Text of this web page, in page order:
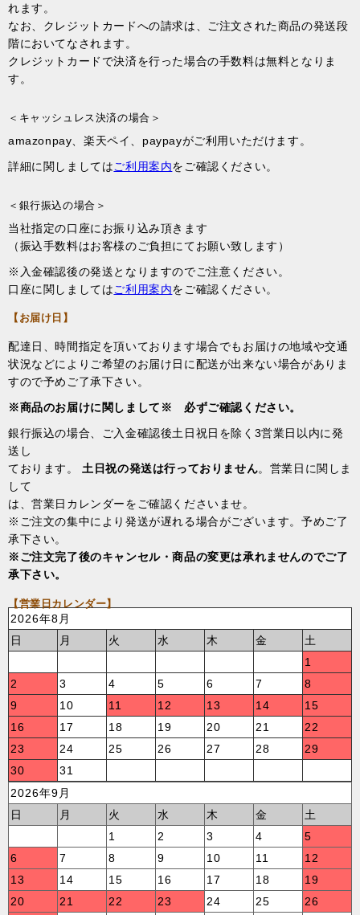
れます。
なお、クレジットカードへの請求は、ご注文された商品の発送段
階においてなされます。
クレジットカードで決済を行った場合の手数料は無料となりま
す。
＜キャッシュレス決済の場合＞
amazonpay、楽天ペイ、paypayがご利用いただけます。
詳細に関しましてはご利用案内をご確認ください。
＜銀行振込の場合＞
当社指定の口座にお振り込み頂きます
（振込手数料はお客様のご負担にてお願い致します）
※入金確認後の発送となりますのでご注意ください。
口座に関しましてはご利用案内をご確認ください。
【お届け日】
配達日、時間指定を頂いております場合でもお届けの地域や交通
状況などによりご希望のお届け日に配送が出来ない場合がありま
すので予めご了承下さい。
※商品のお届けに関しまして※ 必ずご確認ください。
銀行振込の場合、ご入金確認後土日祝日を除く3営業日以内に発
送し
ております。土日祝の発送は行っておりません。営業日に関しま
して
は、営業日カレンダーをご確認くださいませ。
※ご注文の集中により発送が遅れる場合がございます。予めご了
承下さい。
※ご注文完了後のキャンセル・商品の変更は承れませんのでご了
承下さい。
【営業日カレンダー】
2026年8月
日
月 火 水 木 金
土
1
2
3 4 5 6 7
8
9
10 11 12 13 14
15
16
17 18 19 20 21
22
23
24 25 26 27 28
29
30
31
2026年9月
日
月 火 水 木 金
土
1
2 3 4
5
6
7 8 9 10 11
12
13
14 15 16 17 18
19
20
21 22 23 24 25
26